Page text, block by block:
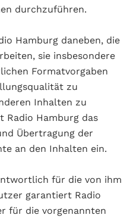
durchzuführen.
Hamburg daneben, die
sie insbesondere
Formatvorgaben
zu
Inhalten zu
Radio Hamburg das
Übertragung der
an den Inhalten ein.
für die von ihm
garantiert Radio
für die vorgenannten